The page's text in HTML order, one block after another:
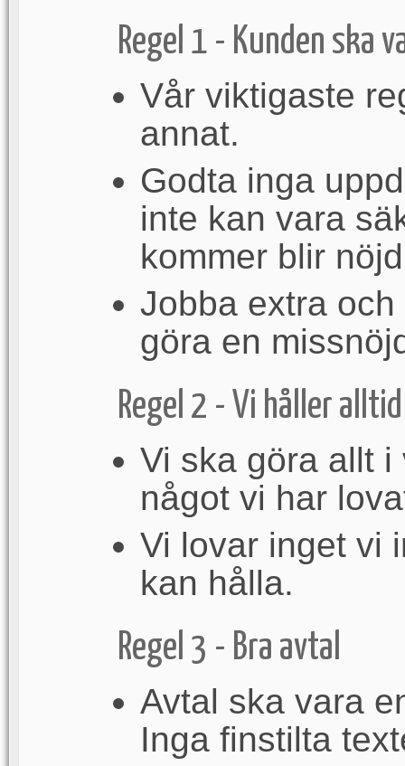
Regel 1 - Kunden ska
Vår viktigaste
annat.
Godta inga
inte kan vara
kommer blir
Jobba extra
göra en
Regel 2 - Vi håller
Vi ska göra allt
något vi har
Vi lovar inget vi
kan hålla.
Regel 3 - Bra avtal
Avtal ska vara
Inga finstilta